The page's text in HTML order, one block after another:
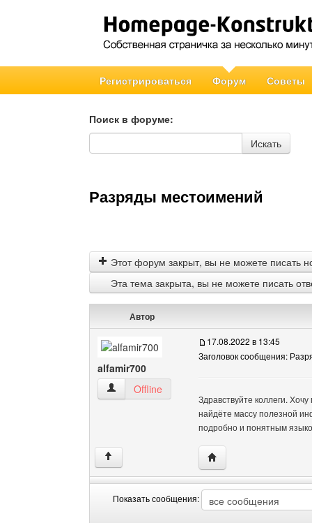
Регистрироваться Форум Советы
Поиск в форуме:
Поиск в форуме
Искать
Разряды местоимений
Этот форум закрыт, вы не можете писать
Эта тема закрыта, вы не можете писать
Автор
alfamir700
alfamir700 Посмотреть профиль
Offline
17.08.2022 в 13:45
Заголовок сообщения:
Здравствуйте коллеги.
найдёте массу полезной
подробно и понятным
↑ Посетить сайт
Показать сообщения: